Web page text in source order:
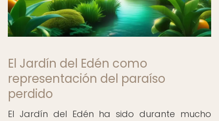
El Jardín del Edén como
representación del paraíso
perdido
El Jardín del Edén ha sido durante mucho